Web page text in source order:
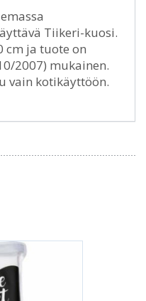
Tiikeri-kuosi.
cm ja tuote on
2007) mukainen.
vain kotikäyttöön.